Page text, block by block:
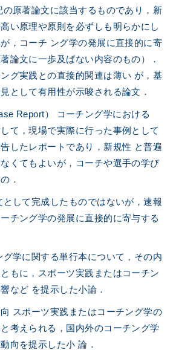
原著論文に該当するものであり，新
い原理や原則を必ずしも明らかにし
，コーチ ング学の発展に直接的に寄
論文に一歩及ばない内容のもの）．
グ実践との直接的関連は薄い が，基
として有用性が示唆される論文．
Report） コーチング学における
て，現場で実際に行った事例として
したレポートであり，新規性 と普遍
くてもよいが，コーチや選手の学び
．
して完成したものではないが，速報
チング学の発展に直接的に寄与する
学に関する単行本について，その内
もに，スポーツ実践またはコーチン
など を提示した小論．
スポーツ実践またはコーチング学の
考えられる，国内外のコーチング学
向を提示した小 論．